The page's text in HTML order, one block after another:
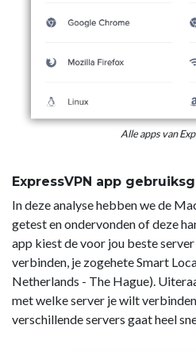
Alle apps van
ExpressVPN app
In deze analyse hebben we de
getest en ondervonden of deze
app kiest de voor jou beste
verbinden, je zogehete Smart
Netherlands - The Hague).
met welke server je wilt
verschillende servers gaat heel